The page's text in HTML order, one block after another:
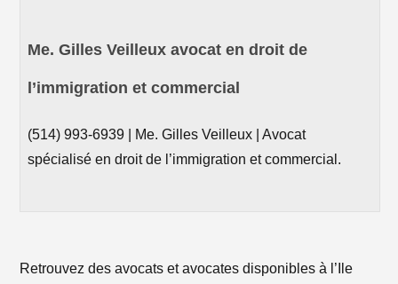
Me. Gilles Veilleux avocat en droit de
l’immigration et commercial
(514) 993-6939 | Me. Gilles Veilleux | Avocat
spécialisé en droit de l’immigration et commercial.
Retrouvez des avocats et avocates disponibles à l’Ile